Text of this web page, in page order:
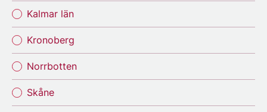
Kalmar län
Kronoberg
Norrbotten
Skåne